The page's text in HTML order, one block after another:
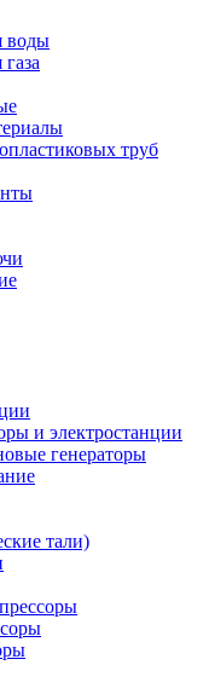
воды
труб
и электростанции
генераторы
тали)